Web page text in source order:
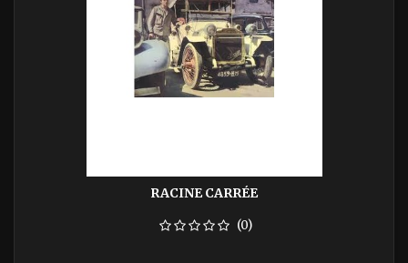
RACINE CARRÉE
(0)